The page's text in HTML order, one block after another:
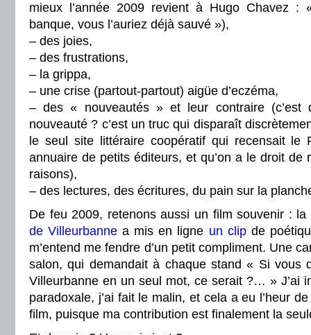
mieux l’année 2009 revient à Hugo Chavez
banque, vous l’auriez déjà sauvé »),
– des joies,
– des frustrations,
– la grippa,
– une crise (partout-partout) aigüe d’eczéma,
– des « nouveautés » et leur contraire (c’est
nouveauté ? c’est un truc qui disparaît
le seul site littéraire coopératif qui recensait le
annuaire de petits éditeurs, et qu’on a le droit de
raisons),
– des lectures, des écritures, du pain sur la
De feu 2009, retenons aussi un film souvenir :
de Villeurbanne a mis en ligne un clipde
m’entend me fendre d’un petit compliment. Une
salon, qui demandait à chaque stand « Si vous
Villeurbanne en un seul mot, ce serait ?… » J’ai
paradoxale, j’ai fait le malin, et cela a eu l’heur
film, puisque ma contribution est finalement la